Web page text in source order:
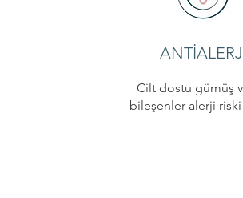
Cilt dostu gümüş
bileşenler alerji riski